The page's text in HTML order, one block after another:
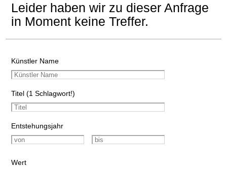
Leider haben wir zu dieser Anfrage
in Moment keine Treffer.
Künstler Name
Titel (1 Schlagwort!)
Entstehungsjahr
Wert